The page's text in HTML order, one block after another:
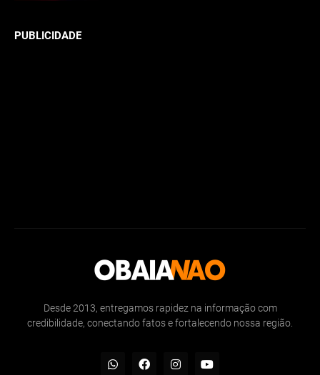
PUBLICIDADE
Desde 2013, entregamos rapidez na informação com
credibilidade, conectando fatos e fortalecendo nossa região.